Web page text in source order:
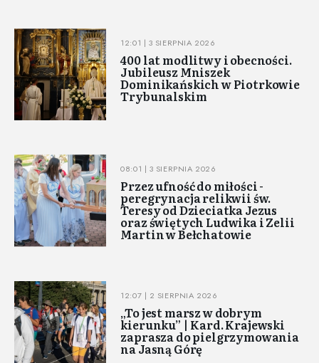
12:01 | 3 SIERPNIA 2026
400 lat modlitwy i obecności.
Jubileusz Mniszek
Dominikańskich w Piotrkowie
Trybunalskim
08:01 | 3 SIERPNIA 2026
Przez ufność do miłości -
peregrynacja relikwii św.
Teresy od Dzieciatka Jezus
oraz świętych Ludwika i Zelii
Martin w Bełchatowie
12:07 | 2 SIERPNIA 2026
„To jest marsz w dobrym
kierunku” | Kard. Krajewski
zaprasza do pielgrzymowania
na Jasną Górę